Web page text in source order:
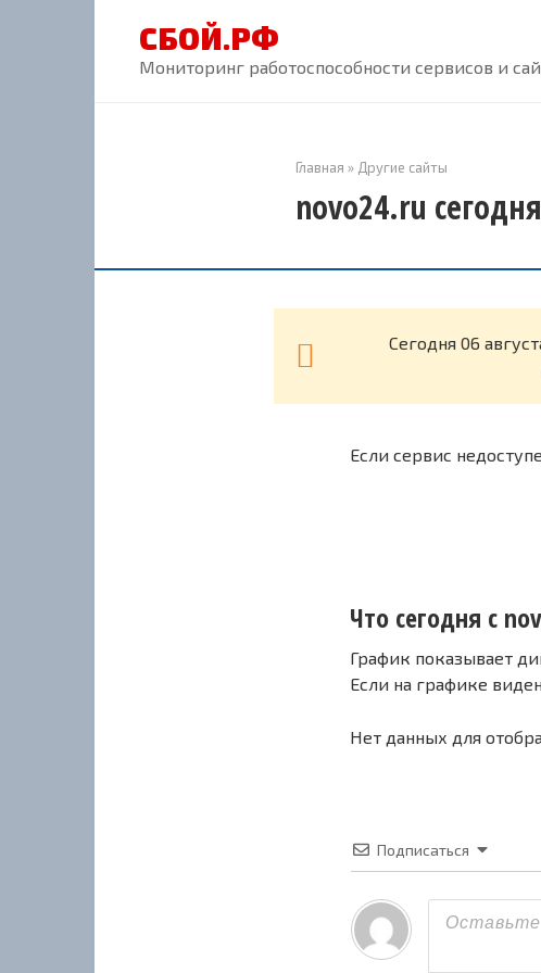
СБОЙ.РФ
Мониторинг работоспособности сервисов и
Главная » Другие сайты
novo24.ru
Cегодня 06
Если сервис
Что сегодня с
График показывает
Если на графике
Нет данных для
Подписаться